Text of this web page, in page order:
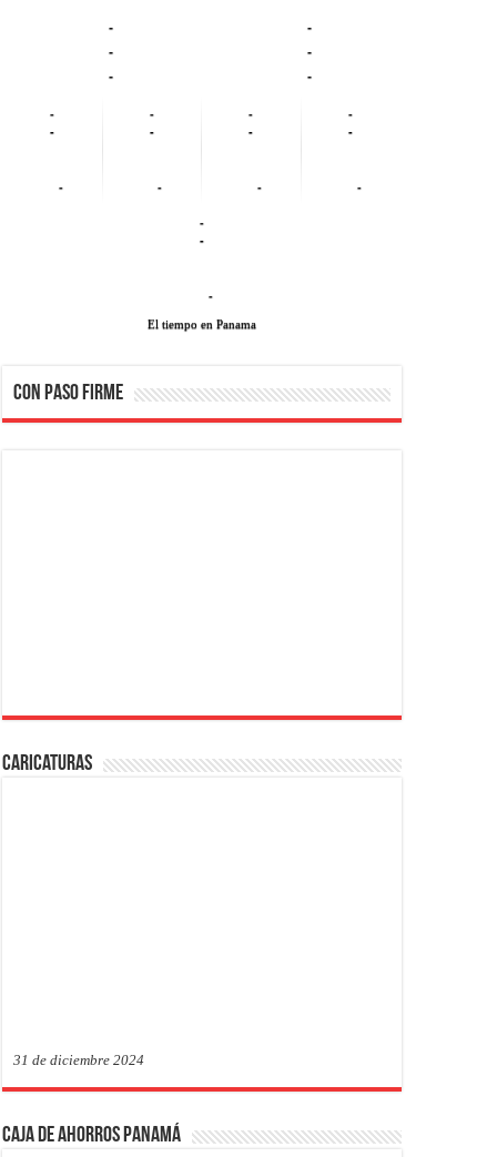
-
-
-
-
-
-
-
-
-
-
-
-
-
-
-
-
-
-
-
-
-
El tiempo en Panama
CON PASO FIRME
Caricaturas
31 de diciembre 2024
Caja de Ahorros Panamá